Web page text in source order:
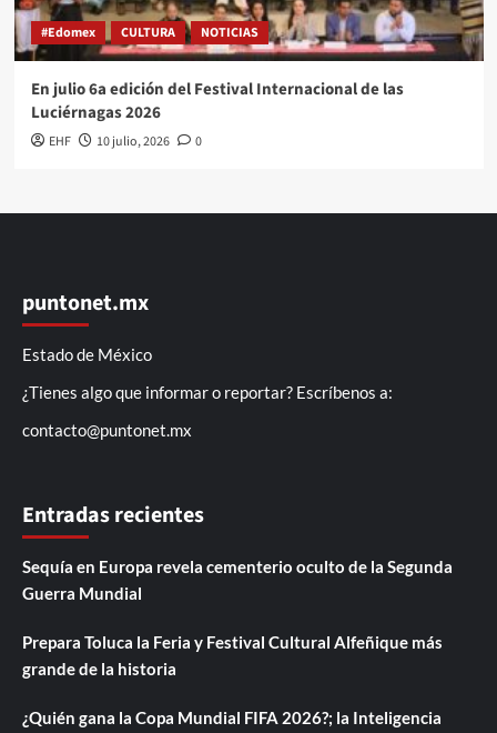
#Edomex CULTURA NOTICIAS
En julio 6a edición del Festival Internacional de las
Luciérnagas 2026
EHF 10 julio, 2026 0
puntonet.mx
Estado de México
¿Tienes algo que informar o reportar? Escríbenos a:
contacto@puntonet.mx
Entradas recientes
Sequía en Europa revela cementerio oculto de la Segunda
Guerra Mundial
Prepara Toluca la Feria y Festival Cultural Alfeñique más
grande de la historia
¿Quién gana la Copa Mundial FIFA 2026?; la Inteligencia